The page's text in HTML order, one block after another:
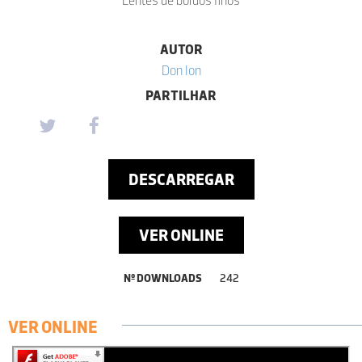
AUTOR
Don Ion
PARTILHAR
DESCARREGAR
VER ONLINE
Nº DOWNLOADS 242
VER ONLINE